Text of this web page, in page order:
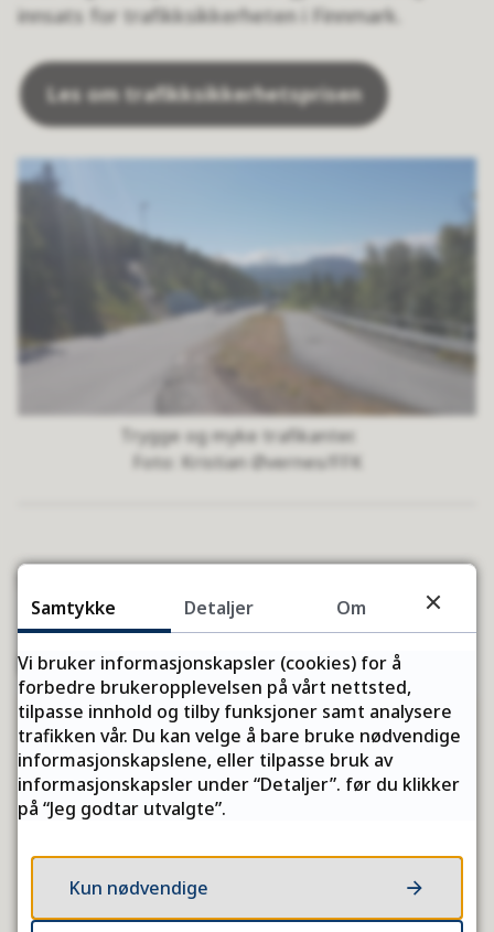
innsats for trafikksikkerheten i Finnmark.
Les om trafikksikkerhetsprisen
Trygge og myke trafikanter.
Kristian Øvernes/FFK
Kontakt
Kristian Øvernes
seniorrådgiver trafikksikkerhet
E-
post
Send e-post
Telefon
78 96 48 15
Samtykke Detaljer Om
Vi bruker informasjonskapsler (cookies) for å
forbedre brukeropplevelsen på vårt nettsted,
tilpasse innhold og tilby funksjoner samt analysere
trafikken vår. Du kan velge å bare bruke nødvendige
informasjonskapslene, eller tilpasse bruk av
informasjonskapsler under “Detaljer”. før du klikker
på “Jeg godtar utvalgte”.
Kun nødvendige